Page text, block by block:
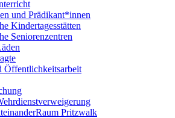
und Prädikant*innen
Kindertagesstätten
Seniorenzentren
Öffentlichkeitsarbeit
Pritzwalk